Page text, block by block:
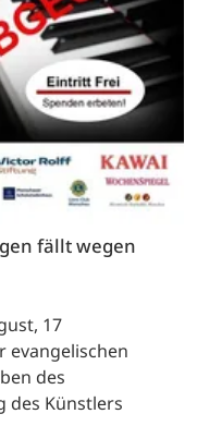
fällt wegen
17
evangelischen
des
des Künstlers